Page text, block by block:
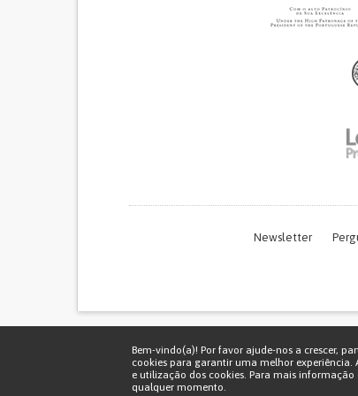
Newsletter
Bem-vindo(a)! Por favor ajude-nos a crescer,
cookies para garantir uma melhor
e utilização dos cookies. Para mais
qualquer momento.